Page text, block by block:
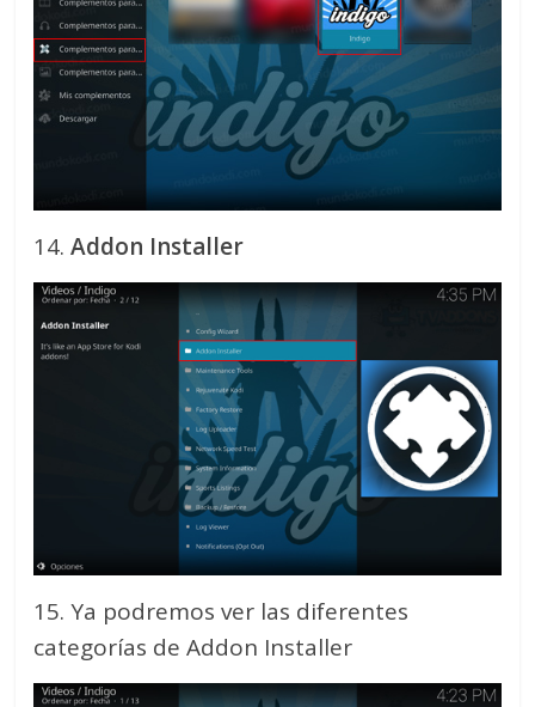
14.Addon Installer
15. Ya podremos ver las diferentes
categorías de Addon Installer